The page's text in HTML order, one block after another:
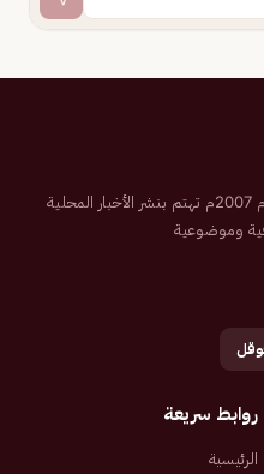
صحيفة إلكترونية سعودية تم تأسيسها عام 2007م تهتم بنشر الأخبار المحلية
وموضوعية
روابط سريعة
الرئيسية